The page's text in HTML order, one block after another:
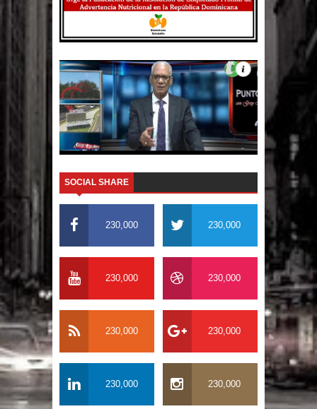
reveló que con Presupuesto
Complementario gobierno endeuda
país con 3,500 millones de dólares
El PRM tendrá desde el próximo
domingo una dirección de hombres
SOCIAL SHARE
230,000 230,000
230,000 230,000
230,000 230,000
230,000 230,000